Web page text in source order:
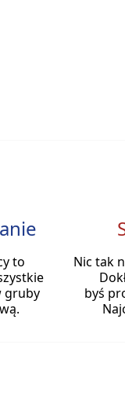
to
gruby
Nic tak
byś